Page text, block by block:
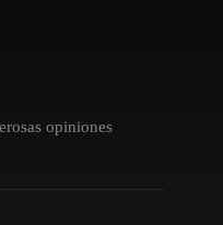
opiniones